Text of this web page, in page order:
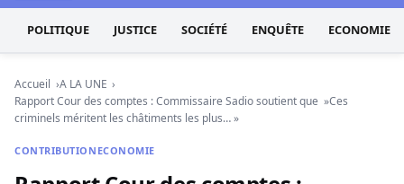
POLITIQUE JUSTICE SOCIÉTÉ ENQUÊTE ECONOMIE
Accueil
A LA UNE
Rapport Cour des comptes : Commissaire Sadio soutient que »Ces
criminels méritent les châtiments les plus… »
CONTRIBUTION ECONOMIE